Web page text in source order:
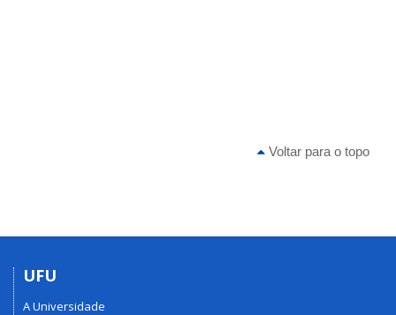
Voltar para o topo
UFU
A Universidade